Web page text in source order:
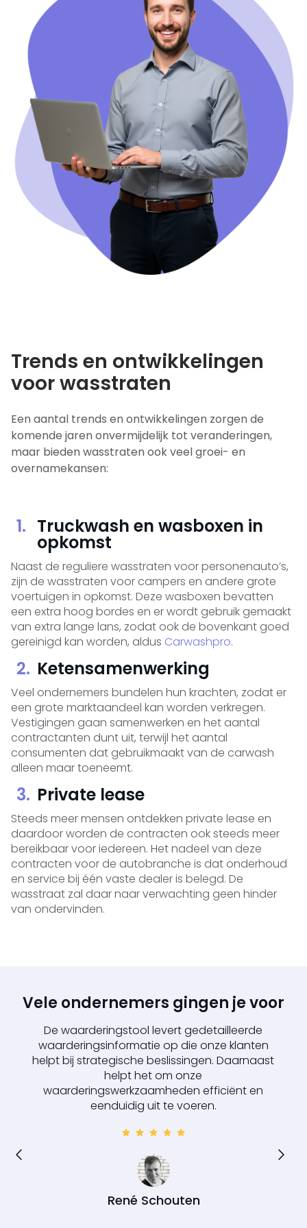
Trends en ontwikkelingen
voor wasstraten
Een aantal trends en ontwikkelingen zorgen de
komende jaren onvermijdelijk tot veranderingen,
maar bieden wasstraten ook veel groei- en
overnamekansen:
Truckwash en wasboxen in
opkomst
Naast de reguliere wasstraten voor personenauto’s,
zijn de wasstraten voor campers en andere grote
voertuigen in opkomst. Deze wasboxen bevatten
een extra hoog bordes en er wordt gebruik gemaakt
van extra lange lans, zodat ook de bovenkant goed
gereinigd kan worden, aldus Carwashpro.
Ketensamenwerking
Veel ondernemers bundelen hun krachten, zodat er
een grote marktaandeel kan worden verkregen.
Vestigingen gaan samenwerken en het aantal
contractanten dunt uit, terwijl het aantal
consumenten dat gebruikmaakt van de carwash
alleen maar toeneemt.
Private lease
Steeds meer mensen ontdekken private lease en
daardoor worden de contracten ook steeds meer
bereikbaar voor iedereen. Het nadeel van deze
contracten voor de autobranche is dat onderhoud
en service bij één vaste dealer is belegd. De
wasstraat zal daar naar verwachting geen hinder
van ondervinden.
Vele ondernemers gingen je voor
De waarderingstool levert gedetailleerde
waarderingsinformatie op die onze klanten
helpt bij strategische beslissingen. Daarnaast
helpt het om onze
waarderingswerkzaamheden efficiënt en
eenduidig uit te voeren.
René Schouten